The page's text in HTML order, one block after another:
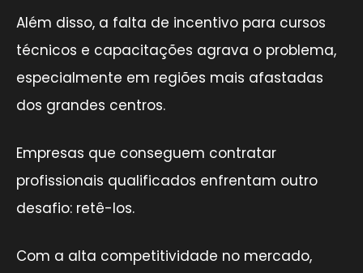
Além disso, a falta de incentivo para cursos
técnicos e capacitações agrava o problema,
especialmente em regiões mais afastadas
dos grandes centros.
Empresas que conseguem contratar
profissionais qualificados enfrentam outro
desafio: retê-los.
Com a alta competitividade no mercado,